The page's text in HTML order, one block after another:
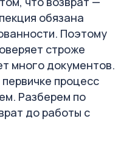
обязана
Поэтому
строже
много документов.
процесс
Разберем по
до работы с
на